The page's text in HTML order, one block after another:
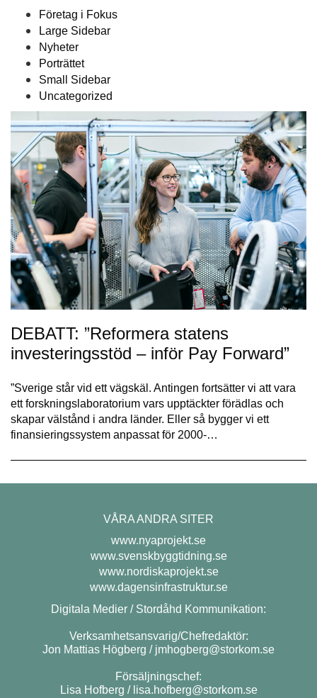
Företag i Fokus
Large Sidebar
Nyheter
Porträttet
Small Sidebar
Uncategorized
DEBATT: ”Reformera statens
investeringsstöd – inför Pay Forward”
”Sverige står vid ett vägskäl. Antingen fortsätter vi att vara
ett forskningslaboratorium vars upptäckter förädlas och
skapar välstånd i andra länder. Eller så bygger vi ett
finansieringssystem anpassat för 2000-…
VÅRA ANDRA SITER
www.nyaprojekt.se
www.svenskbyggtidning.se
www.nordiskaprojekt.se
www.dagensinfrastruktur.se
Digitala Medier / Stordåhd Kommunikation:
Verksamhetsansvarig/Chefredaktör:
Jon Mattias Högberg / jmhogberg@storkom.se
Försäljningschef:
Lisa Hofberg / lisa.hofberg@storkom.se